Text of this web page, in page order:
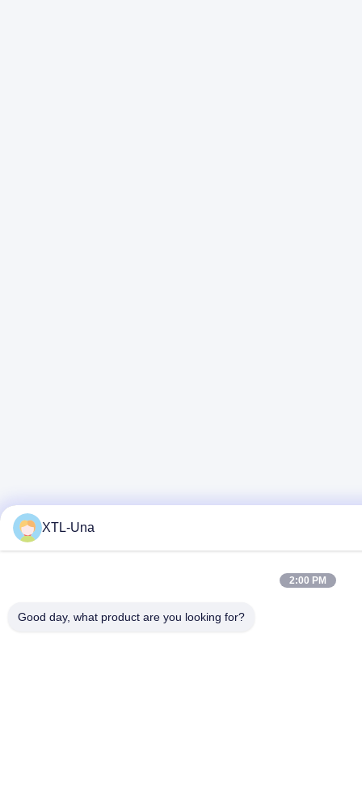
XTL-Una
2:00 PM
Good day, what product are you looking for?